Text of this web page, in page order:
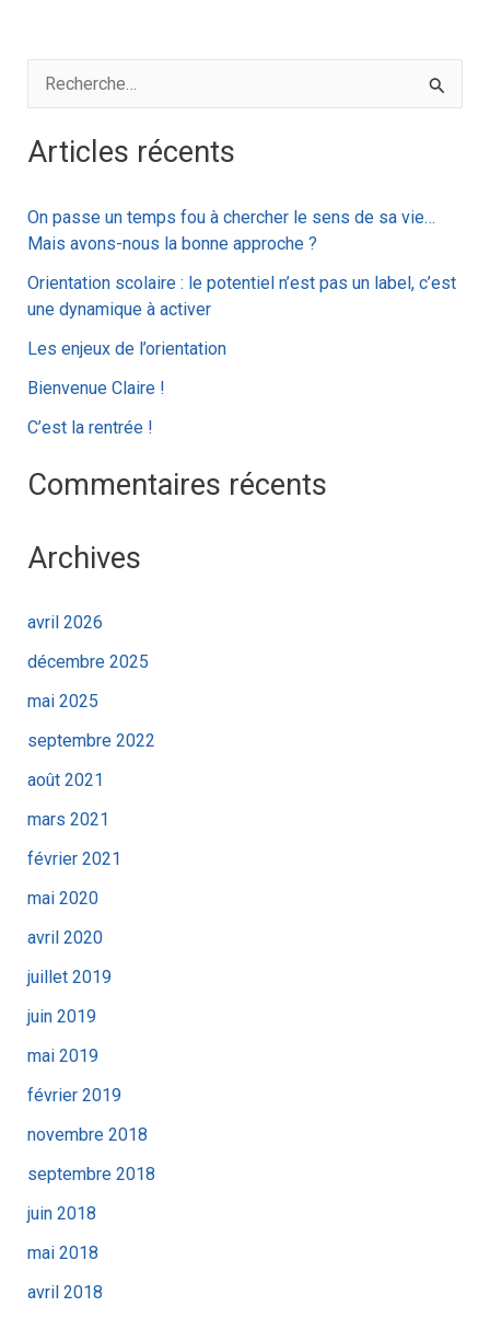
c
e
Articles récents
On passe un temps fou à chercher le sens de sa vie…
Mais avons-nous la bonne approche ?
Orientation scolaire : le potentiel n’est pas un label, c’est
une dynamique à activer
Les enjeux de l’orientation
Bienvenue Claire !
C’est la rentrée !
Commentaires récents
Archives
avril 2026
décembre 2025
mai 2025
septembre 2022
août 2021
mars 2021
février 2021
mai 2020
avril 2020
juillet 2019
juin 2019
mai 2019
février 2019
novembre 2018
septembre 2018
juin 2018
mai 2018
avril 2018